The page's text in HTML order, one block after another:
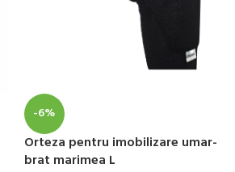
-6%
Orteza pentru imobilizare umar-
brat marimea L